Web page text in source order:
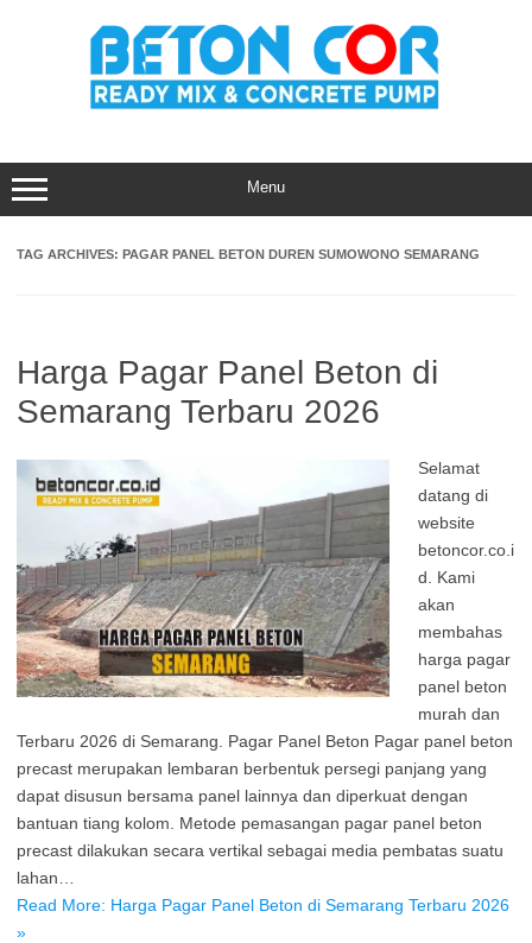
Menu
TAG ARCHIVES: PAGAR PANEL BETON DUREN SUMOWONO SEMARANG
Harga Pagar Panel Beton di
Semarang Terbaru 2026
Selamat
datang di
website
betoncor.co.i
d. Kami
akan
membahas
harga pagar
panel beton
murah dan
Terbaru 2026 di Semarang. Pagar Panel Beton Pagar panel beton
precast merupakan lembaran berbentuk persegi panjang yang
dapat disusun bersama panel lainnya dan diperkuat dengan
bantuan tiang kolom. Metode pemasangan pagar panel beton
precast dilakukan secara vertikal sebagai media pembatas suatu
lahan…
Read More: Harga Pagar Panel Beton di Semarang Terbaru 2026
»